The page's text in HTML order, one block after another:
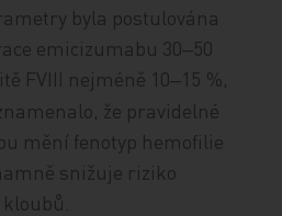
byla postulována
emicizumabu 30‒50
FVIII nejméně 10‒15 %,
že pravidelné
mění fenotyp hemofilie
snižuje riziko